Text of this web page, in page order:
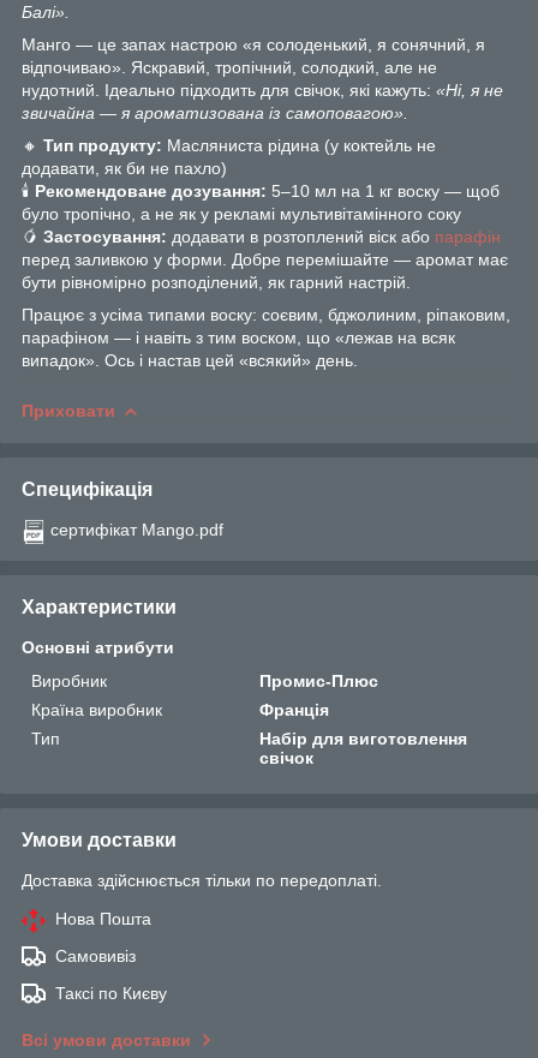
Балі».
Манго — це запах настрою «я солоденький, я сонячний, я
відпочиваю». Яскравий, тропічний, солодкий, але не
нудотний. Ідеально підходить для свічок, які кажуть: «Ні, я не
звичайна — я ароматизована із самоповагою».
🔸 Тип продукту: Масляниста рідина (у коктейль не
додавати, як би не пахло)
🕯 Рекомендоване дозування: 5–10 мл на 1 кг воску — щоб
було тропічно, а не як у рекламі мультивітамінного соку
🥭 Застосування: додавати в розтоплений віск або парафін
перед заливкою у форми. Добре перемішайте — аромат має
бути рівномірно розподілений, як гарний настрій.
Працює з усіма типами воску: соєвим, бджолиним, ріпаковим,
парафіном — і навіть з тим воском, що «лежав на всяк
випадок». Ось і настав цей «всякий» день.
Приховати
Специфікація
сертифікат Mango.pdf
Характеристики
Основні атрибути
Виробник
Промис-Плюс
Країна виробник
Франція
Тип
Набір для виготовлення
свічок
Умови доставки
Доставка здійснюється тільки по передоплаті.
Нова Пошта
Самовивіз
Таксі по Києву
Всі умови доставки